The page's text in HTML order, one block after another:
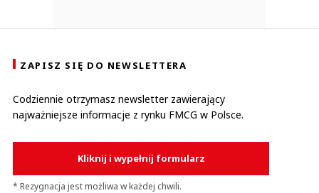
ZAPISZ SIĘ DO NEWSLETTERA
Codziennie otrzymasz newsletter zawierający
najważniejsze informacje z rynku FMCG w Polsce.
Kliknij i wypełnij formularz
* Rezygnacja jest możliwa w każdej chwili.